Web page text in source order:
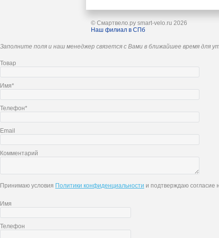
© Смартвело.ру smart-velo.ru 2026
Наш филиал в СПб
Заполните поля и наш менеджер связется с Вами в ближайшее время для
Товар
Имя*
Телефон*
Email
Комментарий
Принимаю условия Политики конфиденциальности и подтверждаю согласие
Имя
Телефон